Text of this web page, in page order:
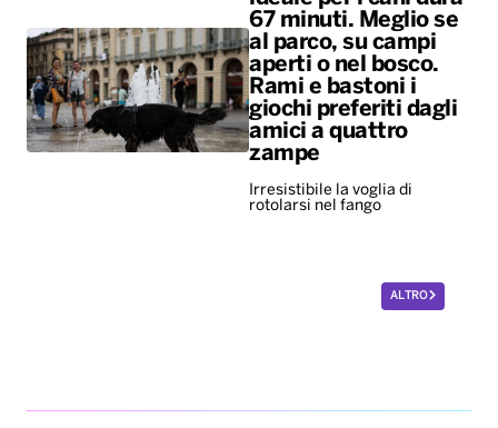
67 minuti. Meglio se
al parco, su campi
aperti o nel bosco.
Rami e bastoni i
giochi preferiti dagli
amici a quattro
zampe
Irresistibile la voglia di
rotolarsi nel fango
ALTRO